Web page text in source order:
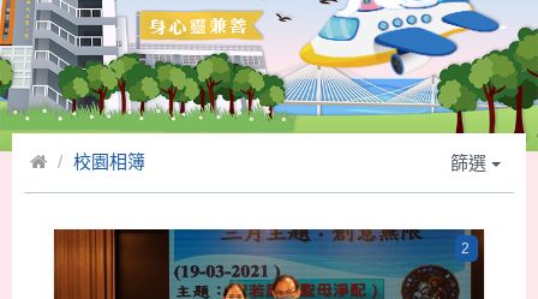
校園相簿 篩選
2